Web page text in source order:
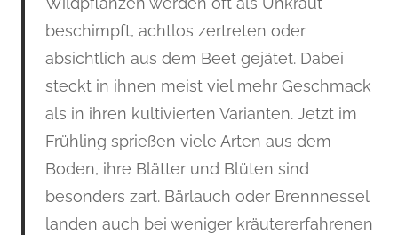
beschimpft, achtlos zertreten oder
absichtlich aus dem Beet gejätet. Dabei
steckt in ihnen meist viel mehr Geschmack
als in ihren kultivierten Varianten. Jetzt im
Frühling sprießen viele Arten aus dem
Boden, ihre Blätter und Blüten sind
besonders zart. Bärlauch oder Brennnessel
landen auch bei weniger kräutererfahrenen